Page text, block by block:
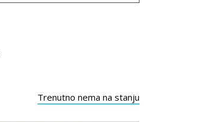
Trenutno nema na stanju